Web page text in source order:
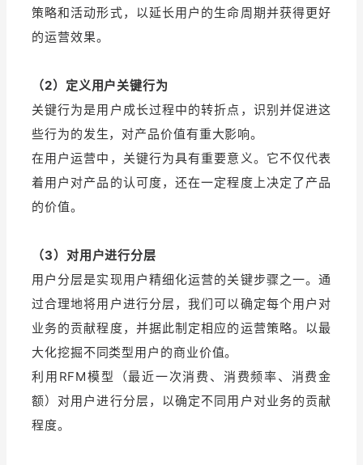
策略和活动形式，以延长用户的生命周期并获得更好
的运营效果。
（2）定义用户关键行为
关键行为是用户成长过程中的转折点，识别并促进这
些行为的发生，对产品价值有重大影响。
在用户运营中，关键行为具有重要意义。它不仅代表
着用户对产品的认可度，还在一定程度上决定了产品
的价值。
（3）对用户进行分层
用户分层是实现用户精细化运营的关键步骤之一。通
过合理地将用户进行分层，我们可以确定每个用户对
业务的贡献程度，并据此制定相应的运营策略。以最
大化挖掘不同类型用户的商业价值。
利用RFM模型（最近一次消费、消费频率、消费金
额）对用户进行分层，以确定不同用户对业务的贡献
程度。